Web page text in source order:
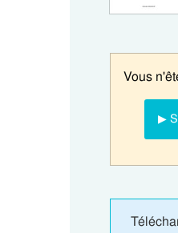
Vous
▶